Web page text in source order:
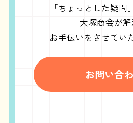
「ちょっとした疑問
大塚商会が
お手伝いをさせてい
お問い合